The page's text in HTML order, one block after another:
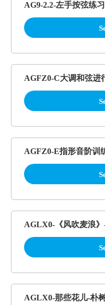
AG9-2.2-左手按弦练
AGFZ0-C大调和弦进
AGFZ0-E指形音阶训
AGLX0-《风吹麦浪
AGLX0-那些花儿-朴